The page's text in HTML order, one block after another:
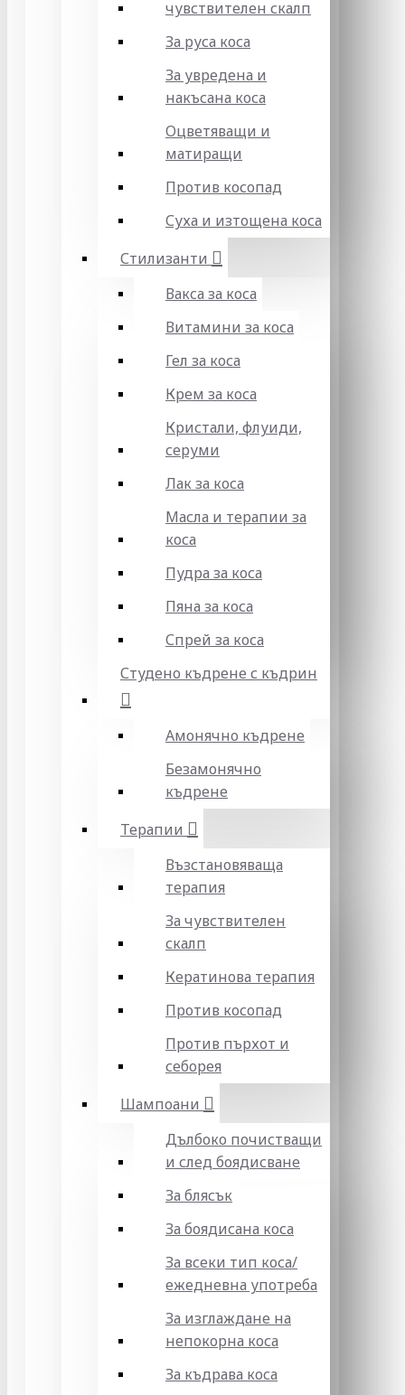
чувствителен скалп
За руса коса
За увредена и
накъсана коса
Оцветяващи и
матиращи
Против косопад
Суха и изтощена коса
Стилизанти
Вакса за коса
Витамини за коса
Гел за коса
Крем за коса
Кристали, флуиди,
серуми
Лак за коса
Масла и терапии за
коса
Пудра за коса
Пяна за коса
Спрей за коса
Студено къдрене с къдрин
Амонячно къдрене
Безамонячно
къдрене
Терапии
Възстановяваща
терапия
За чувствителен
скалп
Кератинова терапия
Против косопад
Против пърхот и
себорея
Шампоани
Дълбоко почистващи
и след боядисване
За блясък
За боядисана коса
За всеки тип коса/
ежедневна употреба
За изглаждане на
непокорна коса
За къдрава коса